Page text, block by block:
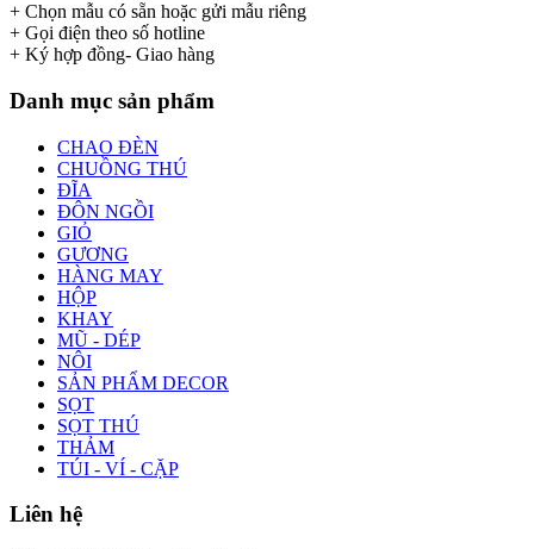
+ Chọn mẫu có sẵn hoặc gửi mẫu riêng
+ Gọi điện theo số hotline
+ Ký hợp đồng- Giao hàng
Danh mục sản phẩm
CHAO ĐÈN
CHUỒNG THÚ
ĐĨA
ĐÔN NGỒI
GIỎ
GƯƠNG
HÀNG MAY
HỘP
KHAY
MŨ - DÉP
NÔI
SẢN PHẨM DECOR
SỌT
SỌT THÚ
THẢM
TÚI - VÍ - CẶP
Liên hệ